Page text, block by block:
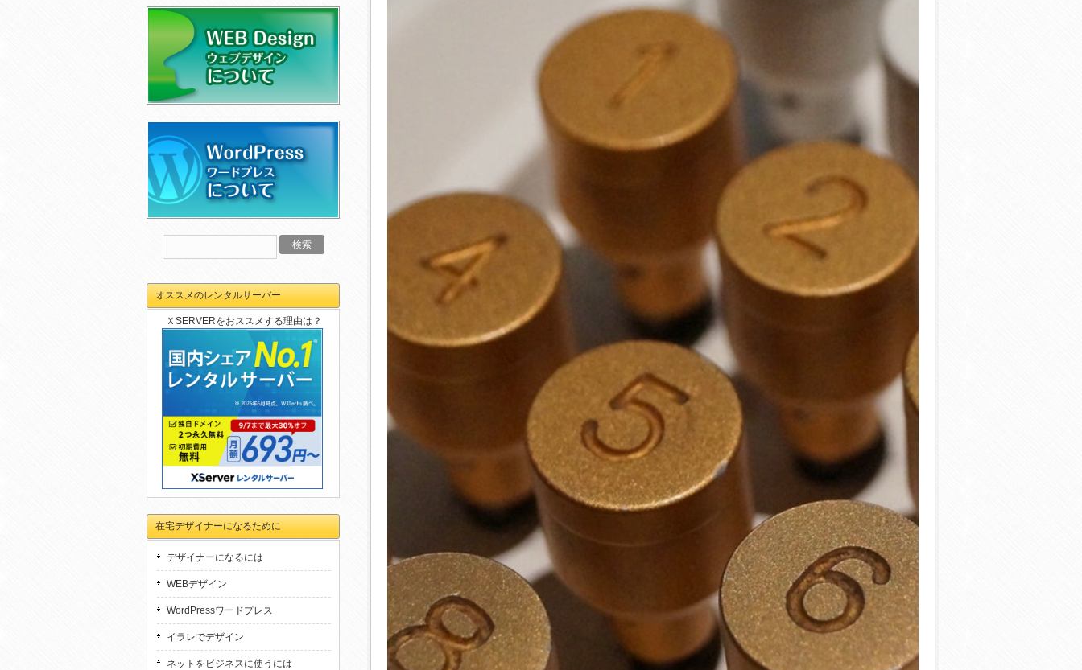
オススメのレンタルサーバー
ＸSERVERをおススメする理由は？
在宅デザイナーになるために
デザイナーになるには
WEBデザイン
WordPressワードプレス
イラレでデザイン
ネットをビジネスに使うには